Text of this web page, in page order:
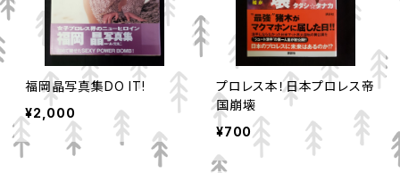
福岡晶写真集DO IT!
¥2,000
プロレス本！日本プロレス帝
国崩壊
¥700